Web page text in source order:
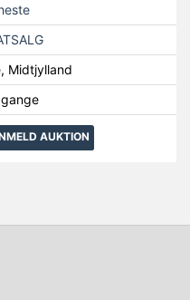
Midtjylland
AUKTION